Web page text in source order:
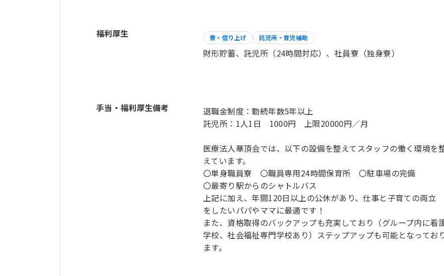
福利厚生 寮・借り上げ 託児所・育児補助
財形貯蓄、託児所（24時間対応）、社員寮（独身寮）
手当・福利厚生備考
退職金制度：勤続年数5年以上
託児所：1人1日 1000円 上限20000円／月
医療法人華頂会では、以下の設備を整えてスタッフの働く環境を
えています。
〇単身職員寮 〇職員専用24時間保育所 〇駐車場の完備
〇最寄り駅からのシャトルバス
上記に加え、年間120日以上の公休があり、仕事と子育ての両立
をしたいパパやママに最適です！
また、資格取得のバックアップも充実しており（グループ内に看
学校、社会福祉専門学校あり）ステップアップも可能となってお
ます。